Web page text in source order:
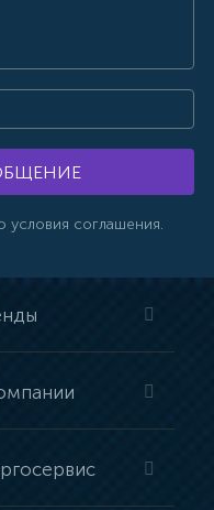
условия соглашения.